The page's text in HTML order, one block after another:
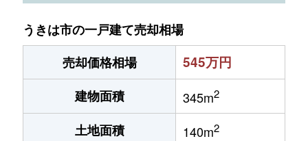
うきは市の一戸建て売却相場
売却価格相場
545万円
建物面積 345m2
土地面積 140m2